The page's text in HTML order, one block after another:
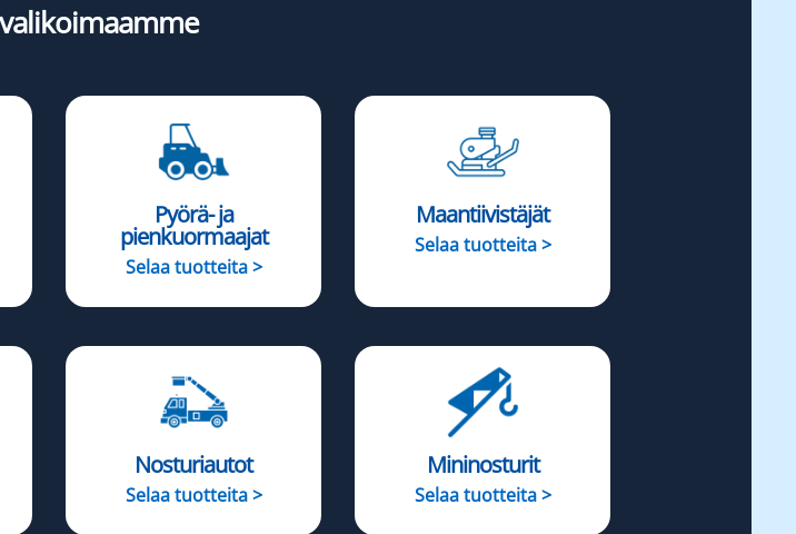
Pyörä- ja
pienkuormaajat
Selaa tuotteita >
Maantiivistäjät
Selaa tuotteita >
Nosturiautot
Selaa tuotteita >
Mininosturit
Selaa tuotteita >